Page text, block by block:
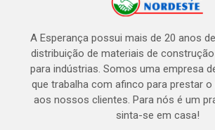
A Esperança possui mais de 20 anos
distribuição de materiais de
para indústrias. Somos uma empresa
que trabalha com afinco para prestar
aos nossos clientes. Para nós é um
sinta-se em casa!